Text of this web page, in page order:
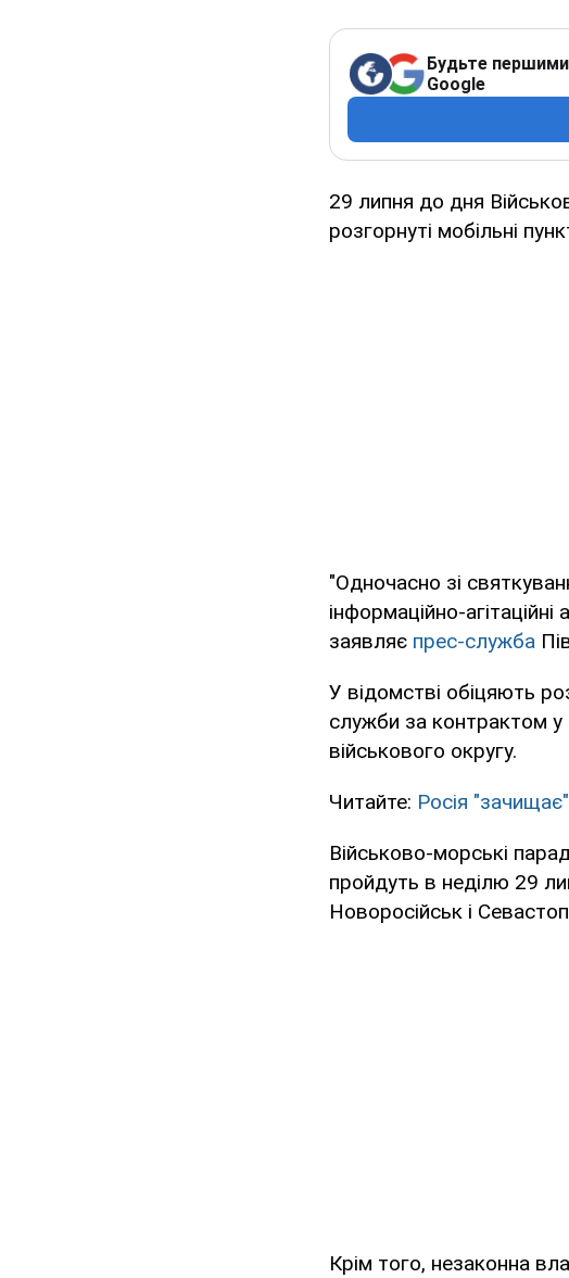
Будьте першими
Google
29 липня до дня
розгорнуті мобільні
"Одночасно зі
інформаційно-
заявляє прес-служба
У відомстві обіцяють
служби за контрактом у
військового округу.
Читайте: Росія
Військово-морські
пройдуть в неділю 29
Новоросійськ і
Крім того, незаконна